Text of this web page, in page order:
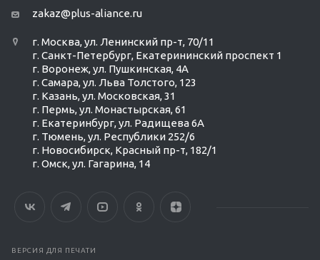
zakaz@plus-aliance.ru
г. Москва, ул. Ленинский пр-т, 70/11
г. Санкт-Петербург, Екатерининский проспект 1
г. Воронеж, ул. Пушкинская, 4А
г. Самара, ул. Льва Толстого, 123
г. Казань, ул. Московская, 31
г. Пермь, ул. Монастырская, 61
г. Екатеринбург, ул. Радищева 6А
г. Тюмень, ул. Республики 252/6
г. Новосибирск, Красный пр-т, 182/1
г. Омск, ул. ​Гагарина, 14
ВЕРСИЯ ДЛЯ ПЕЧАТИ